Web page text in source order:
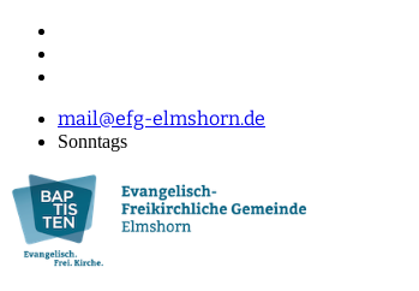
mail@efg-elmshorn.de
Sonntags